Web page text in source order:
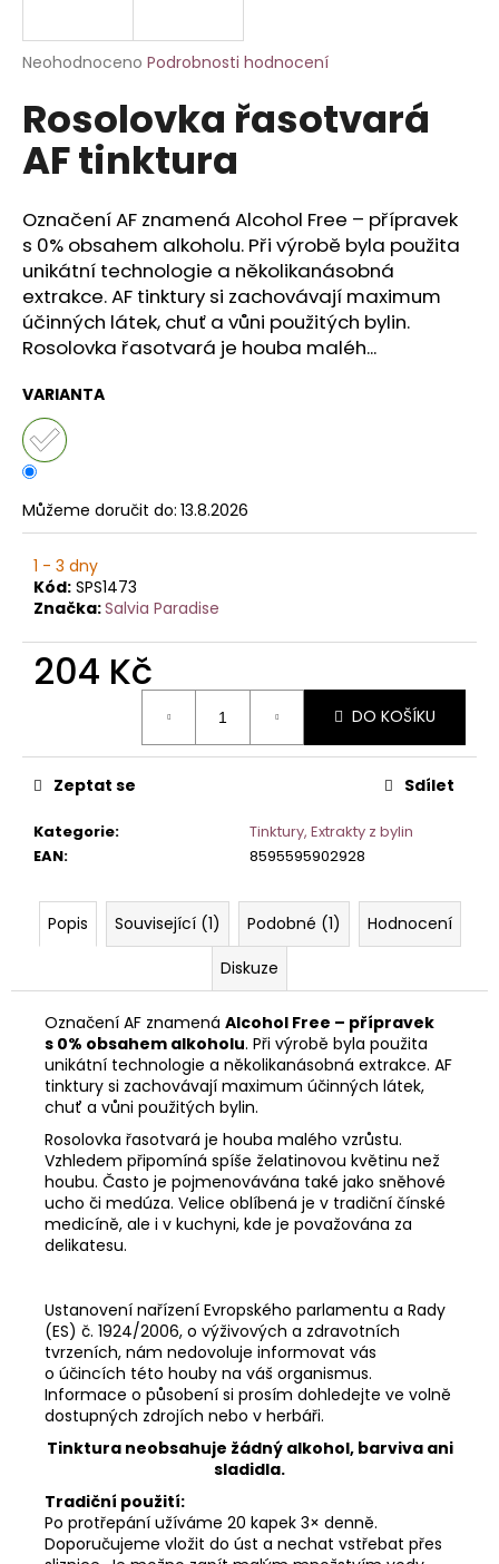
Průměrné
produktu
je
0,0
z
hvězdiček.
Neohodnoceno Podrobnosti hodnocení
Rosolovka řasotvará
AF tinktura
Označení AF znamená Alcohol Free – přípravek
s 0% obsahem alkoholu. Při výrobě byla použita
unikátní technologie a několikanásobná
extrakce. AF tinktury si zachovávají maximum
účinných látek, chuť a vůni použitých bylin.
Rosolovka řasotvará je houba maléh...
VARIANTA
Můžeme doručit do: 13.8.2026
1 - 3 dny
Kód: SPS1473
Značka:Salvia Paradise
204 Kč
DO KOŠÍKU
Kategorie:
Tinktury, Extrakty z bylin
EAN: 8595595902928
Zeptat se Sdílet
Popis Související (1) Podobné (1)
Hodnocení
Diskuze
Označení AF znamená Alcohol Free – přípravek
s 0% obsahem alkoholu. Při výrobě byla použita
unikátní technologie a několikanásobná extrakce. AF
tinktury si zachovávají maximum účinných látek,
chuť a vůni použitých bylin.
Rosolovka řasotvará je houba malého vzrůstu.
Vzhledem připomíná spíše želatinovou květinu než
houbu. Často je pojmenovávána také jako sněhové
ucho či medúza. Velice oblíbená je v tradiční čínské
medicíně, ale i v kuchyni, kde je považována za
delikatesu.
Ustanovení nařízení Evropského parlamentu a Rady
(ES) č. 1924/2006, o výživových a zdravotních
tvrzeních, nám nedovoluje informovat vás
o účincích této houby na váš organismus.
Informace o působení si prosím dohledejte ve volně
dostupných zdrojích nebo v herbáři.
Tinktura neobsahuje žádný alkohol, barviva ani
sladidla.
Tradiční použití:
Po protřepání užíváme 20 kapek 3× denně.
Doporučujeme vložit do úst a nechat vstřebat přes
j
t
?
HLEDAT
D
p
o
r
u
č
u
e
m